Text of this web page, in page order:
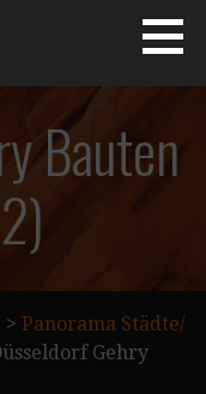
Bauten
> Panorama Städte/
Gehry